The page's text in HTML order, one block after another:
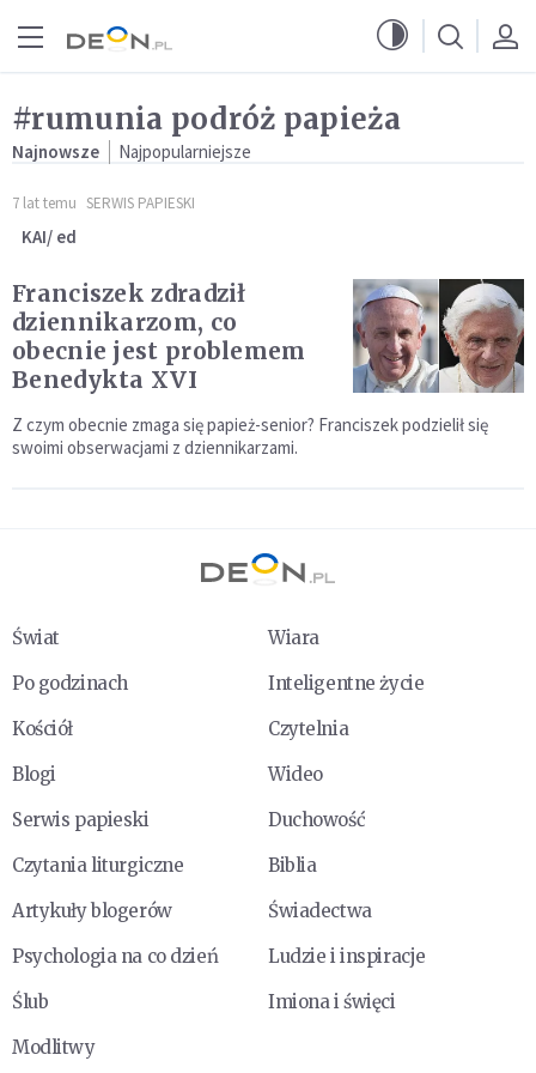
#rumunia podróż papieża
Najnowsze Najpopularniejsze
7 lat temu SERWIS PAPIESKI
KAI/ ed
Franciszek zdradził
dziennikarzom, co
obecnie jest problemem
Benedykta XVI
Z czym obecnie zmaga się papież-senior? Franciszek podzielił się
swoimi obserwacjami z dziennikarzami.
Świat
Wiara
Po godzinach
Inteligentne życie
Kościół
Czytelnia
Blogi
Wideo
Serwis papieski
Duchowość
Czytania liturgiczne
Biblia
Artykuły blogerów
Świadectwa
Psychologia na co dzień
Ludzie i inspiracje
Ślub
Imiona i święci
Modlitwy